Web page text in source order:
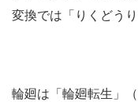
変換では「りくどう
輪廻は「輪廻転生」